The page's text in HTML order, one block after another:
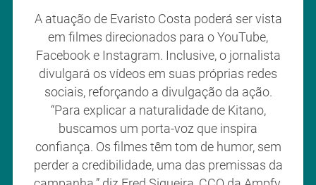
A atuação de Evaristo Costa poderá ser vista
em filmes direcionados para o YouTube,
Facebook e Instagram. Inclusive, o jornalista
divulgará os vídeos em suas próprias redes
sociais, reforçando a divulgação da ação.
“Para explicar a naturalidade de Kitano,
buscamos um porta-voz que inspira
confiança. Os filmes têm tom de humor, sem
perder a credibilidade, uma das premissas da